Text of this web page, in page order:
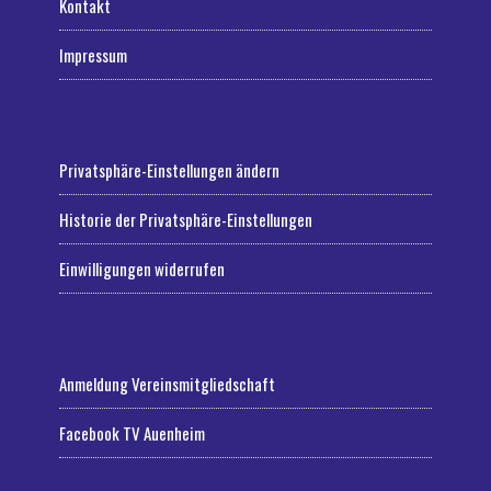
Kontakt
Impressum
Privatsphäre-Einstellungen ändern
Historie der Privatsphäre-Einstellungen
Einwilligungen widerrufen
Anmeldung Vereinsmitgliedschaft
Facebook TV Auenheim